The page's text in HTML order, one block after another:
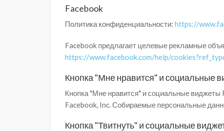
Facebook
Политика конфиденциальности: https://
Facebook предлагает целевые рекламные
https://www.facebook.com/help/
Кнопка "Мне нравится" и социальные
Кнопка "Мне нравится" и социальные
Facebook, Inc. Собираемые персональные
Кнопка "Твитнуть" и социальные